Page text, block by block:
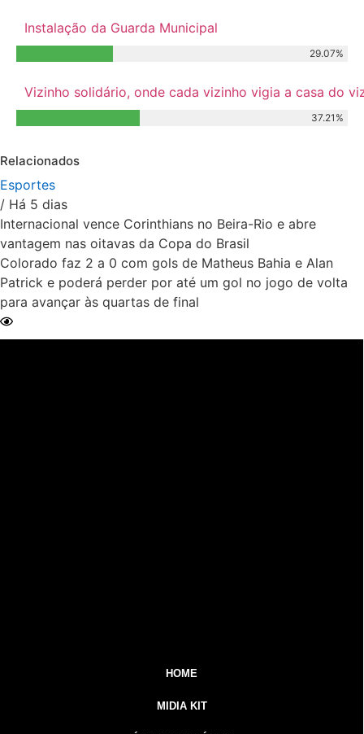
Instalação da Guarda Municipal
29.07%
Vizinho solidário, onde cada vizinho vigia a casa do
37.21%
Relacionados
Esportes
/ Há 5 dias
Internacional vence Corinthians no Beira-Rio e abre
vantagem nas oitavas da Copa do Brasil
Colorado faz 2 a 0 com gols de Matheus Bahia e Alan
Patrick e poderá perder por até um gol no jogo de volta
para avançar às quartas de final
HOME
MIDIA KIT